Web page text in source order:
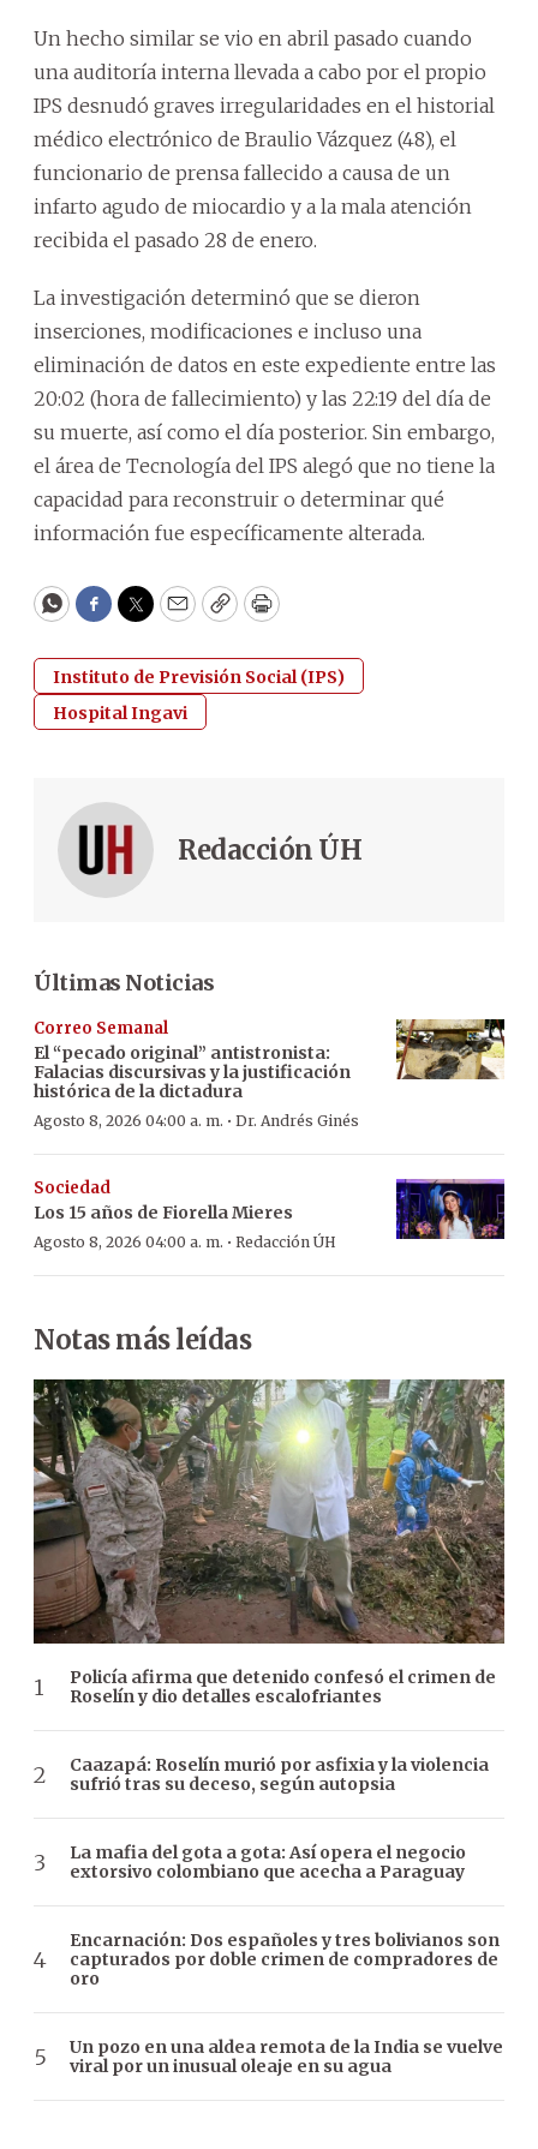
Un hecho similar se vio en abril pasado cuando
una auditoría interna llevada a cabo por el propio
IPS desnudó graves irregularidades en el historial
médico electrónico de Braulio Vázquez (48), el
funcionario de prensa fallecido a causa de un
infarto agudo de miocardio y a la mala atención
recibida el pasado 28 de enero.
La investigación determinó que se dieron
inserciones, modificaciones e incluso una
eliminación de datos en este expediente entre las
20:02 (hora de fallecimiento) y las 22:19 del día de
su muerte, así como el día posterior. Sin embargo,
el área de Tecnología del IPS alegó que no tiene la
capacidad para reconstruir o determinar qué
información fue específicamente alterada.
WhatsApp
Facebook
Twitter
EmailCopyPrint
Instituto de Previsión Social (IPS)
Hospital Ingavi
Redacción ÚH
Últimas Noticias
Correo Semanal
El “pecado original” antistronista:
Falacias discursivas y la justificación
histórica de la dictadura
Agosto 8, 2026 04:00 a. m. · Dr. Andrés Ginés
Sociedad
Los 15 años de Fiorella Mieres
Agosto 8, 2026 04:00 a. m. · Redacción ÚH
Notas más leídas
Policía afirma que detenido confesó el crimen de
Roselín y dio detalles escalofriantes
Caazapá: Roselín murió por asfixia y la violencia
sufrió tras su deceso, según autopsia
La mafia del gota a gota: Así opera el negocio
extorsivo colombiano que acecha a Paraguay
Encarnación: Dos españoles y tres bolivianos son
capturados por doble crimen de compradores de
oro
Un pozo en una aldea remota de la India se vuelve
viral por un inusual oleaje en su agua